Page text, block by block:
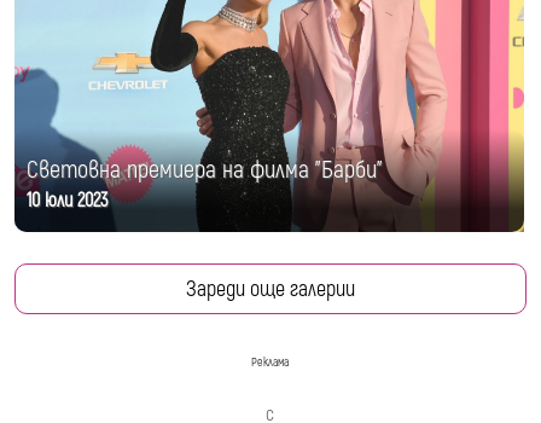
Световна премиера на филма "Барби"
10 юли 2023
Зареди още галерии
Реклама
с